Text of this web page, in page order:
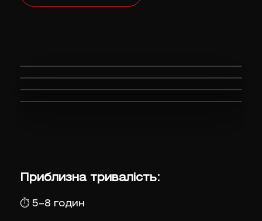
Приблизна тривалість:
⏱ 5–8 годин